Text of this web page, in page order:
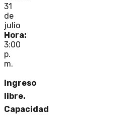
31
de
julio
Hora:
3:00
p.
m.
Ingreso
libre.
Capacidad